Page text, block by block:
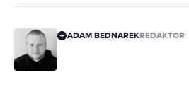
ADAM BEDNAREKREDAKTOR